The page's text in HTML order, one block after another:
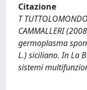
Citazione
T
CAMMALLERI
germoplasma
L.) siciliano. In La
sistemi